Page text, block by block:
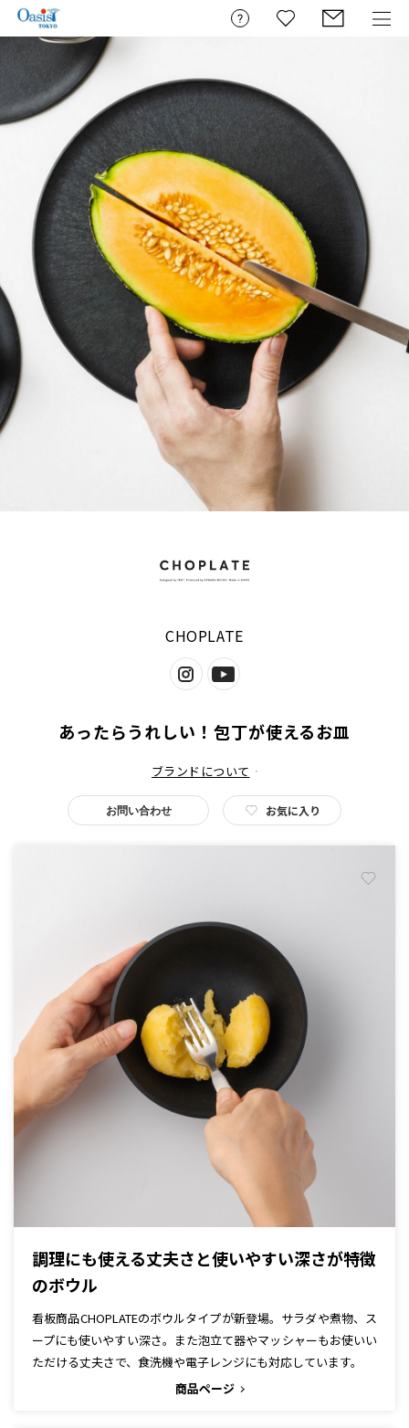
CHOPLATE
あったらうれしい！包丁が使えるお皿
ブランドについて
お問い合わせ お気に入り
調理にも使える丈夫さと使いやすい深さが特徴
のボウル
看板商品CHOPLATEのボウルタイプが新登場。サラダや煮物、ス
ープにも使いやすい深さ。また泡立て器やマッシャーもお使いい
ただける丈夫さで、食洗機や電子レンジにも対応しています。
商品ページ